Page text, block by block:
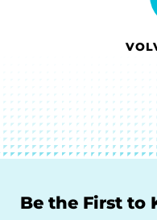
Be the First to